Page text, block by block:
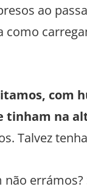
ao
com
tinham na
Talvez